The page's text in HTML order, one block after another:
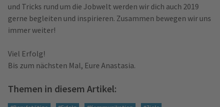
und Tricks rund um die Jobwelt werden wir dich auch 2019
gerne begleiten und inspirieren. Zusammen bewegen wir uns
immer weiter!
Viel Erfolg!
Bis zum nächsten Mal, Eure Anastasia.
Themen in diesem Artikel: